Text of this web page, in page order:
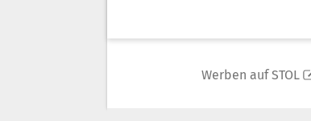
Werben auf STOL